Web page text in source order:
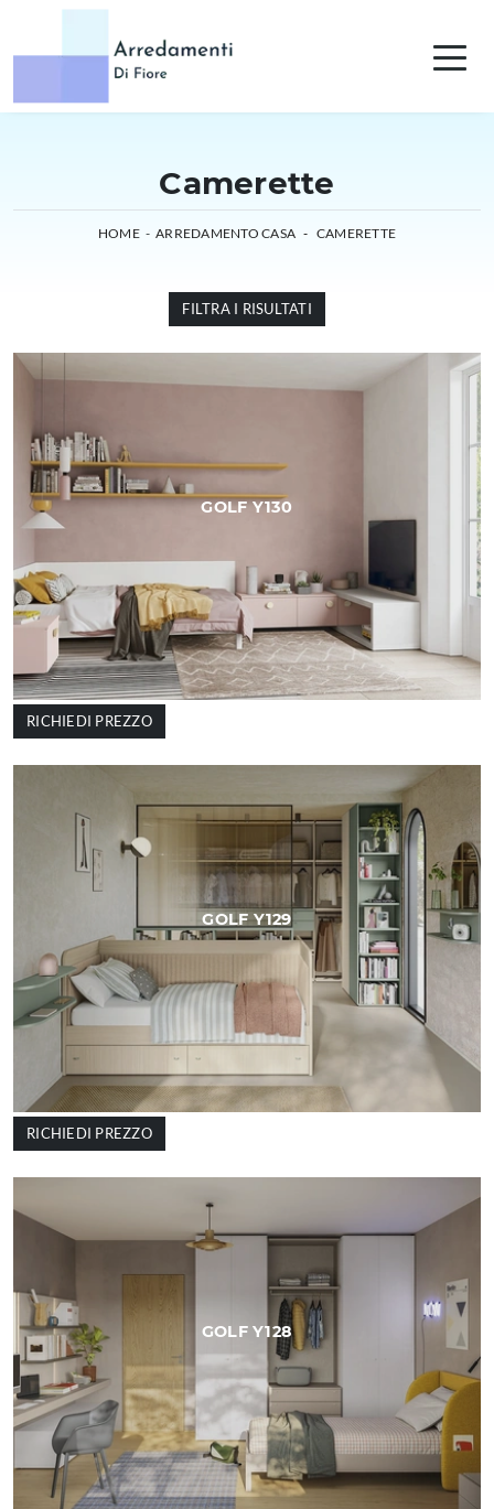
Camerette
HOME - ARREDAMENTO CASA - CAMERETTE
FILTRA I RISULTATI
GOLF Y130
RICHIEDI PREZZO
GOLF Y129
RICHIEDI PREZZO
GOLF Y128